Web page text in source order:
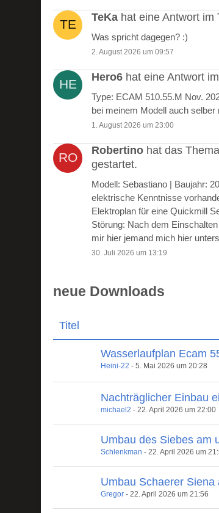
TeKa hat eine Antwort im
Was spricht dagegen? :)
2. August 2026 um 09:57
Hero6 hat eine Antwort
Type: ECAM 510.55.M Nov.
bei meinem Modell auch
1. August 2026 um 23:00
Robertino hat das
gestartet.
Modell: Sebastiano | Baujahr:
elektrische Kenntnisse
Elektroplan für eine Quickmill
Störung: Nach dem
mir hier jemand mich hier
30. Juli 2026 um 13:19
neue Downloads
Titel
Wasserlaufplan Ecam
Heini-22 -5. Mai 2026 um 20:28
Nachträglicher Einbau
michael2 -22. April 2026 um 22:00
Umbau des Siebes am
Schlenkman -22. April 2026 um
Umbau Schaerer Siena
Gregor -22. April 2026 um 21:56